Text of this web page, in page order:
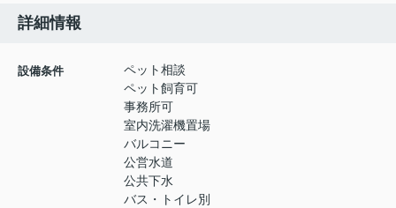
詳細情報
設備条件
ペット相談
ペット飼育可
事務所可
室内洗濯機置場
バルコニー
公営水道
公共下水
バス・トイレ別